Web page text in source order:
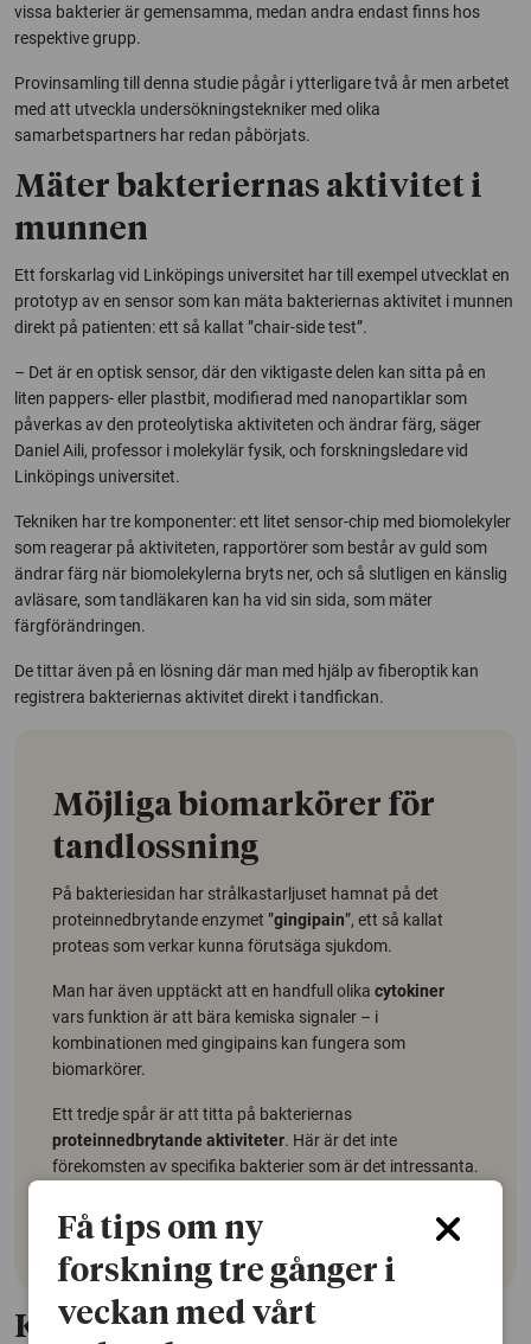
vissa bakterier är gemensamma, medan andra endast finns hos
respektive grupp.
Provinsamling till denna studie pågår i ytterligare två år men arbetet
med att utveckla undersökningstekniker med olika
samarbetspartners har redan påbörjats.
Mäter bakteriernas aktivitet i
munnen
Ett forskarlag vid Linköpings universitet har till exempel utvecklat en
prototyp av en sensor som kan mäta bakteriernas aktivitet i munnen
direkt på patienten: ett så kallat ”chair-side test”.
– Det är en optisk sensor, där den viktigaste delen kan sitta på en
liten pappers- eller plastbit, modifierad med nanopartiklar som
påverkas av den proteolytiska aktiviteten och ändrar färg, säger
Daniel Aili, professor i molekylär fysik, och forskningsledare vid
Linköpings universitet.
Tekniken har tre komponenter: ett litet sensor-chip med biomolekyler
som reagerar på aktiviteten, rapportörer som består av guld som
ändrar färg när biomolekylerna bryts ner, och så slutligen en känslig
avläsare, som tandläkaren kan ha vid sin sida, som mäter
färgförändringen.
De tittar även på en lösning där man med hjälp av fiberoptik kan
registrera bakteriernas aktivitet direkt i tandfickan.
Möjliga biomarkörer för
tandlossning
På bakteriesidan har strålkastarljuset hamnat på det
proteinnedbrytande enzymet ”gingipain”, ett så kallat
proteas som verkar kunna förutsäga sjukdom.
Man har även upptäckt att en handfull olika cytokiner
vars funktion är att bära kemiska signaler – i
kombinationen med gingipains kan fungera som
biomarkörer.
Ett tredje spår är att titta på bakteriernas
proteinnedbrytande aktiviteter. Här är det inte
förekomsten av specifika bakterier som är det intressanta.
påverkar aktiviteten i tandköttsfickan.
Karies
Få tips om ny
forskning tre gånger i
veckan med vårt